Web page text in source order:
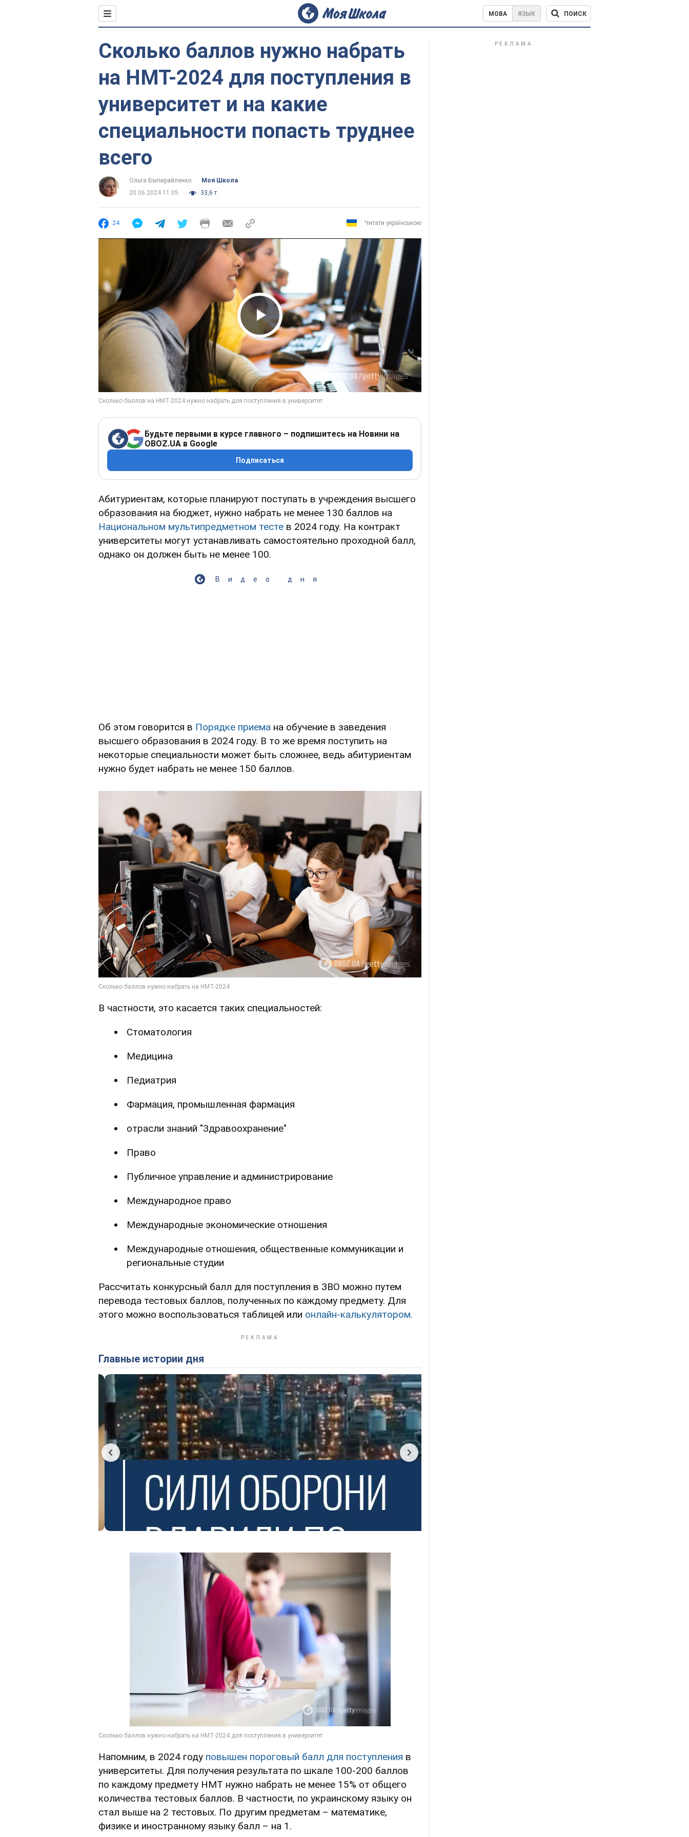
МОВА ЯЗЫК ПОИСК
Сколько баллов нужно набрать
на НМТ-2024 для поступления в
университет и на какие
специальности попасть труднее
всего
Ольга Выпирайленко
Моя Школа
20.06.2024 11:05
33,6 т.
24 Читати українською
Play Video
Будьте первыми в курсе главного – подпишитесь на Новини на
OBOZ.UA в Google
Подписаться
Абитуриентам, которые планируют поступать в учреждения высшего
образования на бюджет, нужно набрать не менее 130 баллов на
Национальном мультипредметном тесте в 2024 году. На контракт
университеты могут устанавливать самостоятельно проходной балл,
однако он должен быть не менее 100.
Видео дня
Об этом говорится в Порядке приема на обучение в заведения
высшего образования в 2024 году. В то же время поступить на
некоторые специальности может быть сложнее, ведь абитуриентам
нужно будет набрать не менее 150 баллов.
В частности, это касается таких специальностей:
Стоматология
Медицина
Педиатрия
Фармация, промышленная фармация
отрасли знаний "Здравоохранение"
Право
Публичное управление и администрирование
Международное право
Международные экономические отношения
Международные отношения, общественные коммуникации и
региональные студии
Рассчитать конкурсный балл для поступления в ЗВО можно путем
перевода тестовых баллов, полученных по каждому предмету. Для
этого можно воспользоваться таблицей или онлайн-калькулятором.
Главные истории дня
Напомним, в 2024 году повышен пороговый балл для поступления в
университеты. Для получения результата по шкале 100-200 баллов
по каждому предмету НМТ нужно набрать не менее 15% от общего
количества тестовых баллов. В частности, по украинскому языку он
стал выше на 2 тестовых. По другим предметам – математике,
физике и иностранному языку балл – на 1.